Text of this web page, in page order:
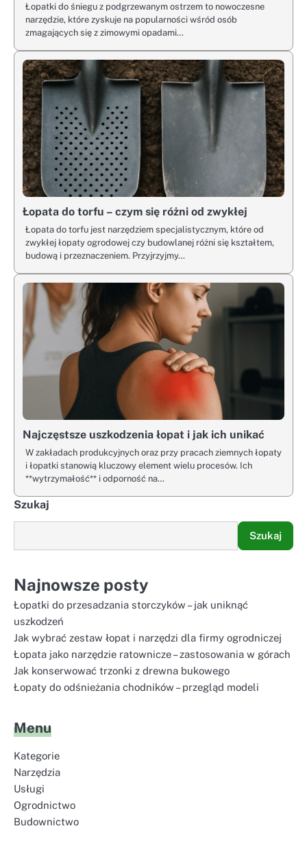
Łopatki do śniegu z podgrzewanym ostrzem to nowoczesne
narzędzie, które zyskuje na popularności wśród osób
zmagających się z zimowymi opadami…
Łopata do torfu – czym się różni od zwykłej
Łopata do torfu jest narzędziem specjalistycznym, które od
zwykłej łopaty ogrodowej czy budowlanej różni się kształtem,
budową i przeznaczeniem. Przyjrzyjmy…
Najczęstsze uszkodzenia łopat i jak ich unikać
W zakładach produkcyjnych oraz przy pracach ziemnych łopaty
i łopatki stanowią kluczowy element wielu procesów. Ich
**wytrzymałość** i odporność na…
Szukaj
Szukaj
Najnowsze posty
Łopatki do przesadzania storczyków – jak uniknąć
uszkodzeń
Jak wybrać zestaw łopat i narzędzi dla firmy ogrodniczej
Łopata jako narzędzie ratownicze – zastosowania w górach
Jak konserwować trzonki z drewna bukowego
Łopaty do odśnieżania chodników – przegląd modeli
Menu
Kategorie
Narzędzia
Usługi
Ogrodnictwo
Budownictwo